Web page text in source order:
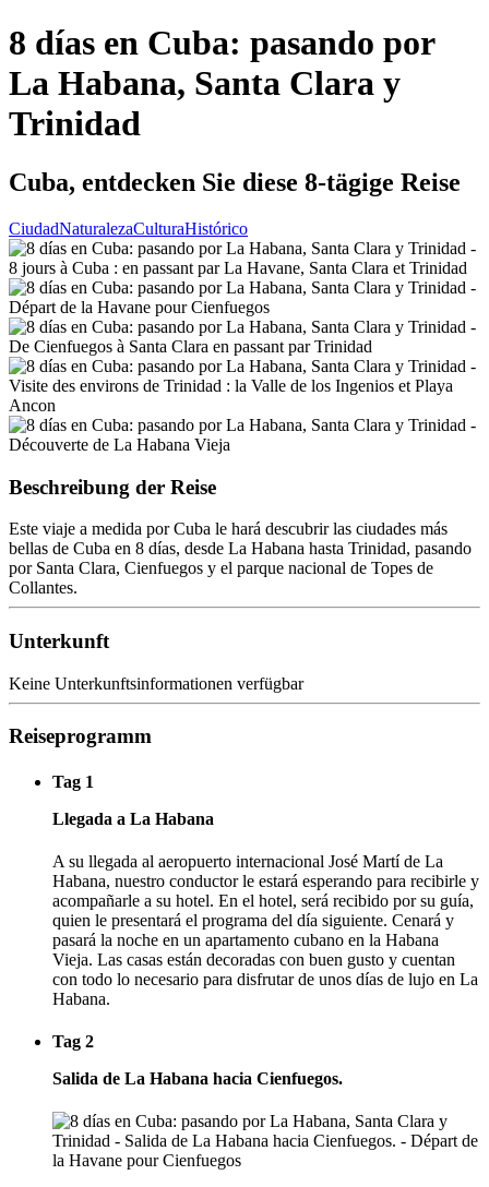
8 días en Cuba: pasando por
La Habana, Santa Clara y
Trinidad
Cuba, entdecken Sie diese 8-tägige Reise
CiudadNaturalezaCulturaHistórico
Beschreibung der Reise
Este viaje a medida por Cuba le hará descubrir las ciudades más
bellas de Cuba en 8 días, desde La Habana hasta Trinidad, pasando
por Santa Clara, Cienfuegos y el parque nacional de Topes de
Collantes.
Unterkunft
Keine Unterkunftsinformationen verfügbar
Reiseprogramm
Tag 1
Llegada a La Habana
A su llegada al aeropuerto internacional José Martí de La
Habana, nuestro conductor le estará esperando para recibirle y
acompañarle a su hotel. En el hotel, será recibido por su guía,
quien le presentará el programa del día siguiente. Cenará y
pasará la noche en un apartamento cubano en la Habana
Vieja. Las casas están decoradas con buen gusto y cuentan
con todo lo necesario para disfrutar de unos días de lujo en La
Habana.
Tag 2
Salida de La Habana hacia Cienfuegos.